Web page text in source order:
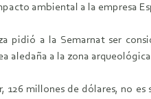
ambiental a la empresa
pidió a la Semarnat ser
aledaña a la zona
126 millones de dólares, no